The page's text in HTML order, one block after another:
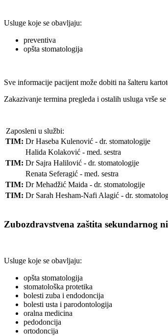
Usluge koje se obavljaju:
preventiva
opšta stomatologija
Sve informacije pacijent može dobiti na šalteru
Zakazivanje termina pregleda i ostalih usluga vrše
Zaposleni u službi:
TIM: Dr Haseba Kulenović - dr. stomatologije
Halida Kolaković - med. sestra
TIM: Dr Sajra Halilović - dr. stomatologije
Renata Seferagić - med. sestra
TIM: Dr Mehadžić Maida - dr. stomatologije
TIM: Dr Sarah Hesham-Nafi Alagić - dr.
Zubozdravstvena zaštita sekundarnog
Usluge koje se obavljaju:
opšta stomatologija
stomatološka protetika
bolesti zuba i endodoncija
bolesti usta i parodontologija
oralna medicina
pedodoncija
ortodoncija